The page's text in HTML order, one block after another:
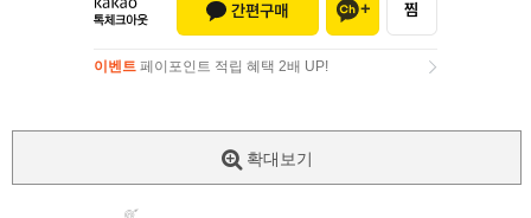
이벤트 페이포인트 적립 혜택 2배 UP!
확대보기